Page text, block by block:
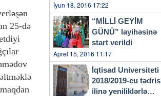
25-də
İyun 18, 2016 17:22
“MİLLİ GEYİM
GÜNÜ” layihəsinə
start verildi
Aprel 15, 2016 11:17
İqtisad Universiteti
2018/2019-cu tədris
ilinə yeniliklərlə